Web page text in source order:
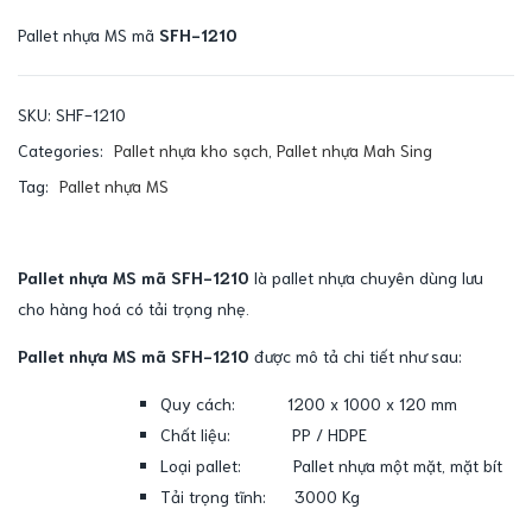
Pallet nhựa MS mã SFH-1210
SKU: SHF-1210
Categories: Pallet nhựa kho sạch Pallet nhựa Mah Sing
Tag: Pallet nhựa MS
Pallet nhựa MS mã SFH-1210 là pallet nhựa chuyên dùng lưu
cho hàng hoá có tải trọng nhẹ.
Pallet nhựa MS mã SFH-1210 được mô tả chi tiết như sau:
Quy cách: 1200 x 1000 x 120 mm
Chất liệu: PP / HDPE
Loại pallet: Pallet nhựa một mặt, mặt bít
Tải trọng tĩnh: 3000 Kg